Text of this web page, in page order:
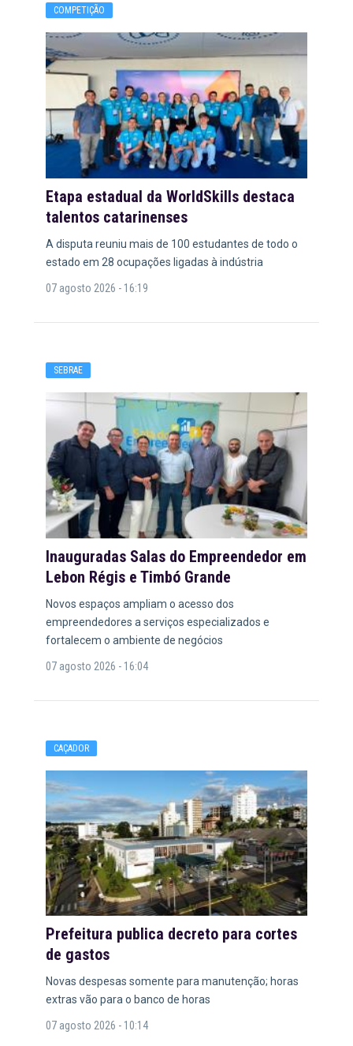
COMPETIÇÃO
Etapa estadual da WorldSkills destaca
talentos catarinenses
A disputa reuniu mais de 100 estudantes de todo o
estado em 28 ocupações ligadas à indústria
07 agosto 2026 - 16:19
SEBRAE
Inauguradas Salas do Empreendedor em
Lebon Régis e Timbó Grande
Novos espaços ampliam o acesso dos
empreendedores a serviços especializados e
fortalecem o ambiente de negócios
07 agosto 2026 - 16:04
CAÇADOR
Prefeitura publica decreto para cortes
de gastos
Novas despesas somente para manutenção; horas
extras vão para o banco de horas
07 agosto 2026 - 10:14